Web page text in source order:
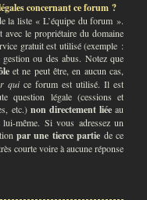
concernant ce forum ?
la liste « L’équipe du forum ».
avec le propriétaire du domaine
gratuit est utilisé (exemple :
ou des abus. Notez que
et ne peut être, en aucun cas,
quice forum est utilisé. Il est
question légale (cessions et
etc.) non directement liéeau
même. Si vous adressez un
par une tierce partie de ce
courte voire à aucune réponse